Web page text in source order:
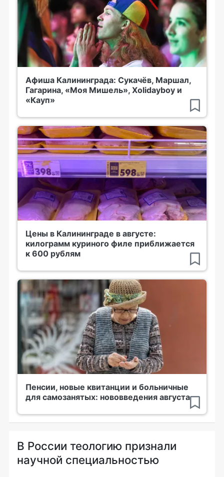
Афиша Калининграда: Сукачёв, Маршал,
Гагарина, «Моя Мишель», Xolidayboy и
«Кауп»
Цены в Калининграде в августе:
килограмм куриного филе приближается
к 600 рублям
Пенсии, новые квитанции и больничные
для самозанятых: нововведения августа
В России теологию признали
научной специальностью